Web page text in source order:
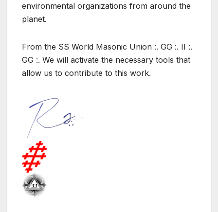
environmental organizations from around the
planet.
From the SS World Masonic Union :. GG :. II :.
GG :. We will activate the necessary tools that
allow us to contribute to this work.